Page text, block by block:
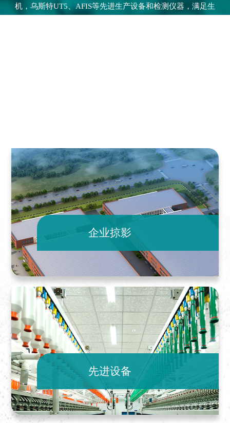
机，乌斯特UT5、AFIS等先进生产设备和检测仪器，满足生
企业掠影
先进设备